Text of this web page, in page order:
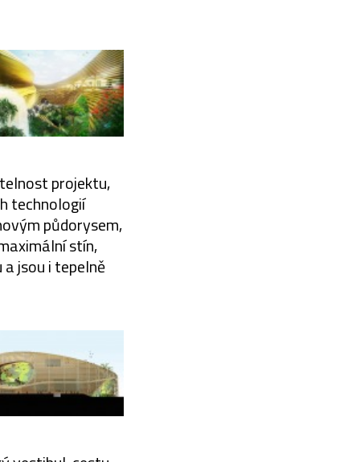
projektu,
technologií
půdorysem,
stín,
jsou i tepelně